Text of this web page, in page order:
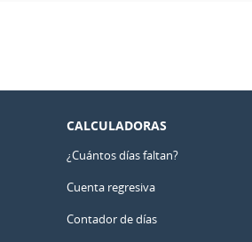
CALCULADORAS
¿Cuántos días faltan?
Cuenta regresiva
Contador de días